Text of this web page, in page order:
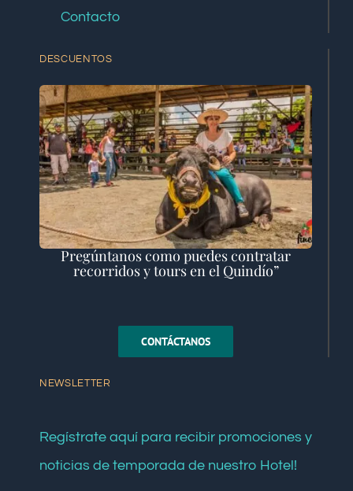
Contacto
DESCUENTOS
Pregúntanos como puedes contratar
recorridos y tours en el Quindío”
CONTÁCTANOS
NEWSLETTER
Regístrate aquí para recibir promociones y
noticias de temporada de nuestro Hotel!